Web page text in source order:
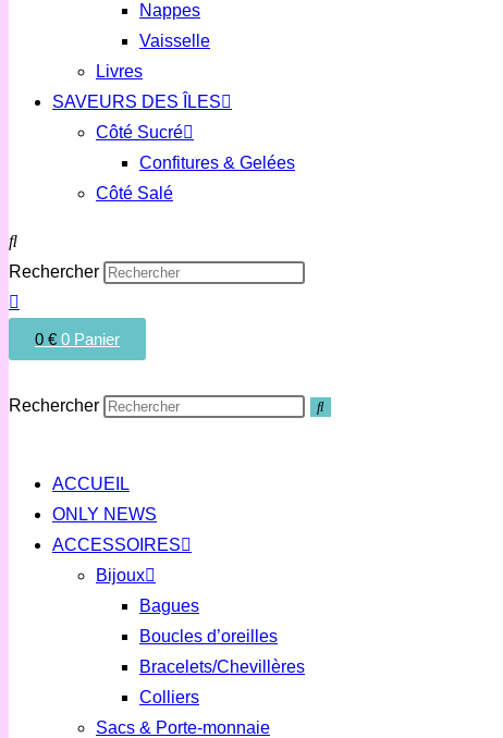
Nappes
Vaisselle
Livres
SAVEURS DES ÎLES
Côté Sucré
Confitures & Gelées
Côté Salé
Rechercher
0 € 0 Panier
Rechercher
ACCUEIL
ONLY NEWS
ACCESSOIRES
Bijoux
Bagues
Boucles d’oreilles
Bracelets/Chevillères
Colliers
Sacs & Porte-monnaie